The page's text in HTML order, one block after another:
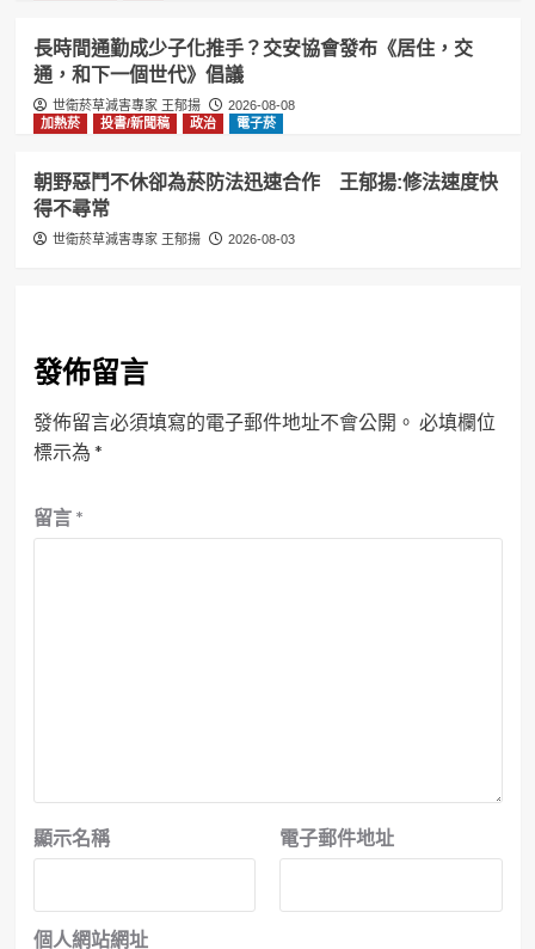
長時間通勤成少子化推手？交安協會發布《居住，交
通，和下一個世代》倡議
世衛菸草減害專家 王郁揚
2026-08-08
加熱菸
投書/新聞稿 政治 電子菸
朝野惡鬥不休卻為菸防法迅速合作 王郁揚:修法速度快
得不尋常
世衛菸草減害專家 王郁揚 2026-08-03
發佈留言
發佈留言必須填寫的電子郵件地址不會公開。 必填欄位
標示為 *
留言 *
顯示名稱 電子郵件地址
個人網站網址